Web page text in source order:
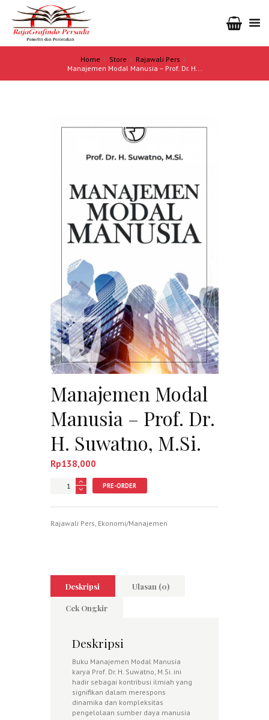
Home Store
Rajawali Pers
Manajemen Modal Manusia – Prof. Dr. H...
Manajemen Modal
Manusia – Prof. Dr.
H. Suwatno, M.Si.
Rp138,000
Jumlah PRE-ORDER
Rajawali Pers, Ekonomi/Manajemen
Deskripsi Ulasan (0)
Cek Ongkir
Deskripsi
Buku Manajemen Modal Manusia
karya Prof. Dr. H. Suwatno, M.Si. ini
hadir sebagai kontribusi ilmiah yang
signifikan dalam merespons
dinamika dan kompleksitas
pengelolaan sumber daya manusia